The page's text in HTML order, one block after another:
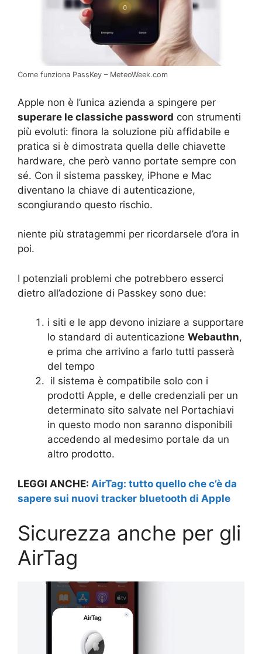
Come funziona PassKey – MeteoWeek.com
Apple non è l’unica azienda a spingere per
superare le classiche password con strumenti
più evoluti: finora la soluzione più affidabile e
pratica si è dimostrata quella delle chiavette
hardware, che però vanno portate sempre con
sé. Con il sistema passkey, iPhone e Mac
diventano la chiave di autenticazione,
scongiurando questo rischio.
niente più stratagemmi per ricordarsele d’ora in
poi.
I potenziali problemi che potrebbero esserci
dietro all’adozione di Passkey sono due:
i siti e le app devono iniziare a supportare
lo standard di autenticazione Webauthn,
e prima che arrivino a farlo tutti passerà
del tempo
il sistema è compatibile solo con i
prodotti Apple, e delle credenziali per un
determinato sito salvate nel Portachiavi
in questo modo non saranno disponibili
accedendo al medesimo portale da un
altro prodotto.
LEGGI ANCHE: AirTag: tutto quello che c’è da
sapere sui nuovi tracker bluetooth di Apple
Sicurezza anche per gli
AirTag